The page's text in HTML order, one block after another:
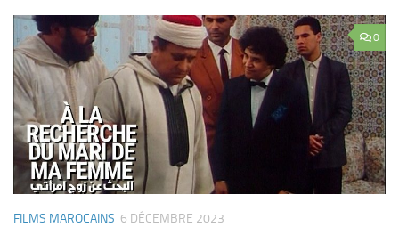
0
FILMS MAROCAINS 6 DÉCEMBRE 2023